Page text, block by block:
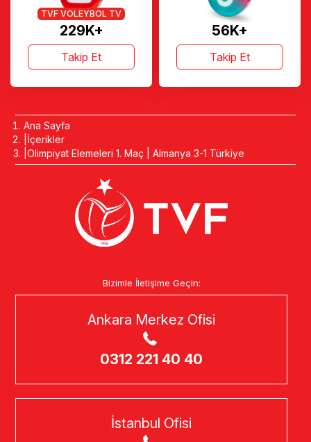
229K+
TVF VOLEYBOL TV
Takip Et
56K+
Takip Et
Ana Sayfa
İçerikler
Olimpiyat Elemeleri 1. Maç | Almanya 3-1 Türkiye
Bizimle İletişime Geçin:
Ankara Merkez Ofisi
0312 221 40 40
İstanbul Ofisi